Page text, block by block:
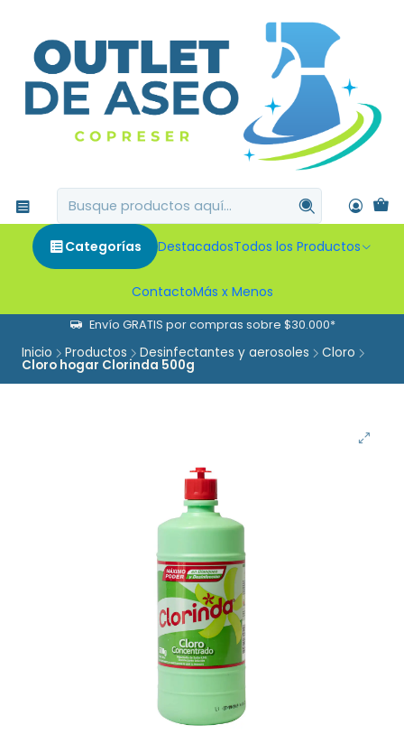
Categorías DestacadosTodos los Productos
ContactoMás x Menos
Envío GRATIS por compras sobre $30.000*
Inicio Productos Desinfectantes y aerosoles Cloro
Cloro hogar Clorinda 500g